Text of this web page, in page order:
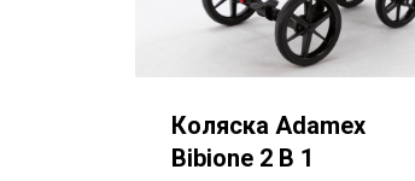
Коляска Adamex
Bibione 2 В 1